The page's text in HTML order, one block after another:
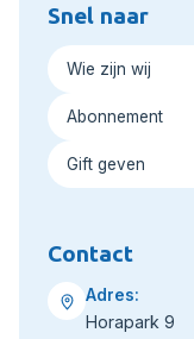
Snel naar
Wie zijn wij
Abonnement
Gift geven
Contact
Adres:
Horapark 9